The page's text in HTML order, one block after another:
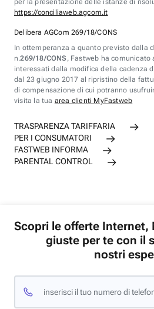
per la presentazione delle istanze di
https://conciliaweb.agcom.it
Delibera AGCom 269/18/CONS
In ottemperanza a quanto previsto dalla
n.269/18/CONS , Fastweb ha
interessati dalla modifica della cadenza
dal 23 giugno 2017 al ripristino della
di compensazione di cui potranno
visita la tua area clienti MyFastweb
TRASPARENZA TARIFFARIA
PER I CONSUMATORI
FASTWEB INFORMA
PARENTAL CONTROL
Scopri le offerte Internet,
giuste per te con il
nostri
inserisci il tuo numero di